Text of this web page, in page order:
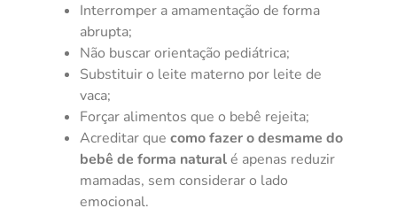
Interromper a amamentação de forma
abrupta;
Não buscar orientação pediátrica;
Substituir o leite materno por leite de
vaca;
Forçar alimentos que o bebê rejeita;
Acreditar que como fazer o desmame do
bebê de forma naturalé apenas reduzir
mamadas, sem considerar o lado
emocional.